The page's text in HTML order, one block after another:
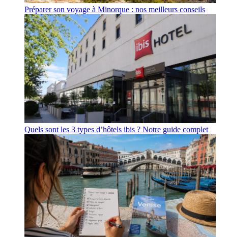
Préparer son voyage à Minorque : nos meilleurs conseils
Quels sont les 3 types d’hôtels ibis ? Notre guide complet